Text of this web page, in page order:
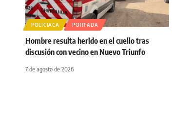
POLICIACA PORTADA
Hombre resulta herido en el cuello tras
discusión con vecino en Nuevo Triunfo
7 de agosto de 2026